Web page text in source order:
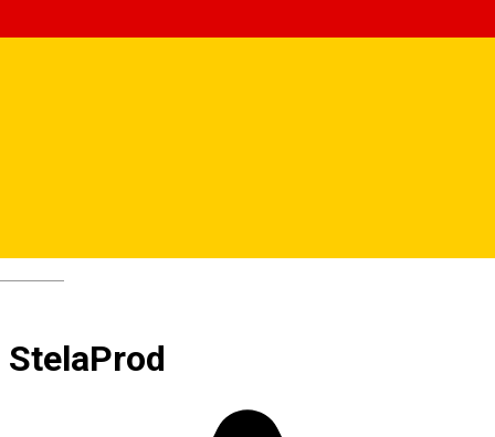
StelaProd